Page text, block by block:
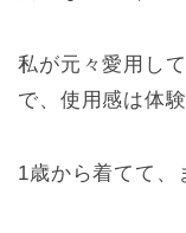
私が元々愛用し
で、使用感は体
1歳から着てて、